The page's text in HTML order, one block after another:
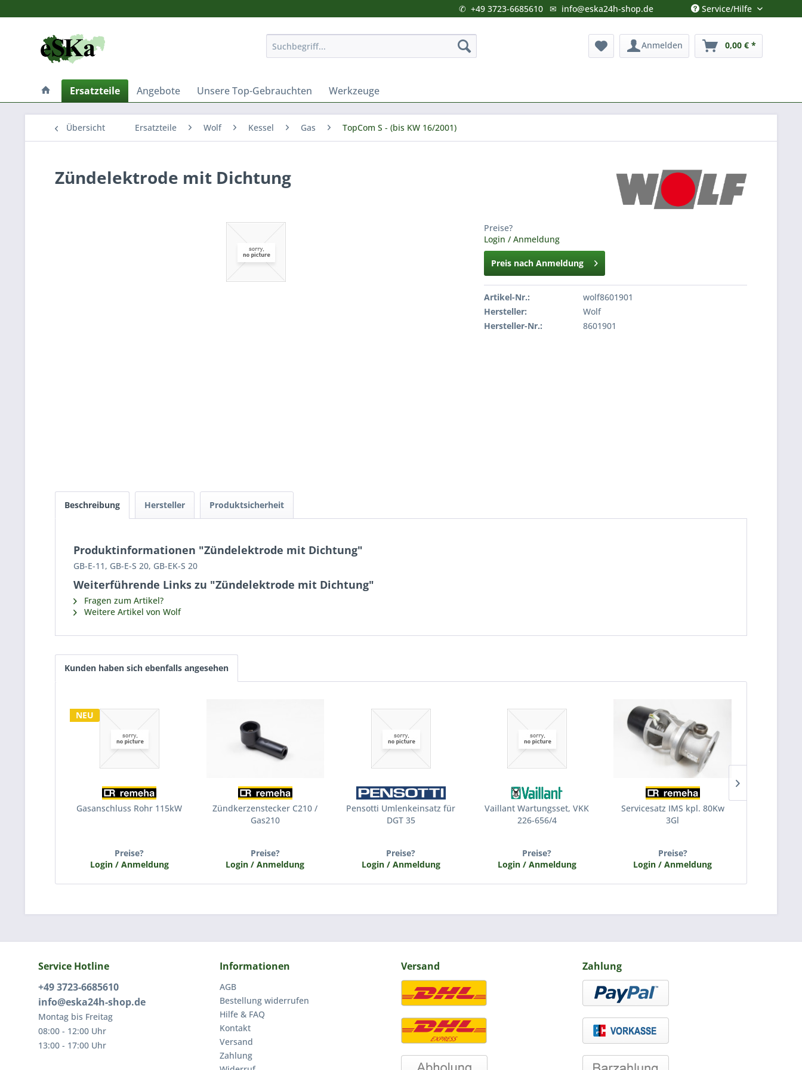
Service/Hilfe
✉ info@eska24h-shop.de
✆ +49 3723-6685610
Anmelden 0,00 € *
Ersatzteile Angebote Unsere Top-Gebrauchten Werkzeuge
Übersicht Ersatzteile Wolf Kessel Gas TopCom S - (bis KW 16/2001)
Zündelektrode mit Dichtung
Preise?
Login / Anmeldung
Preis nach Anmeldung
Artikel-Nr.:
wolf8601901
Hersteller:
Wolf
Hersteller-Nr.:
8601901
Beschreibung Hersteller Produktsicherheit
Produktinformationen "Zündelektrode mit Dichtung"
GB-E-11, GB-E-S 20, GB-EK-S 20
Weiterführende Links zu "Zündelektrode mit Dichtung"
Fragen zum Artikel?
Weitere Artikel von Wolf
Kunden haben sich ebenfalls angesehen
NEU
Gasanschluss Rohr 115kW
Preise?
Login / Anmeldung
Zündkerzenstecker C210 /
Gas210
Preise?
Login / Anmeldung
Pensotti Umlenkeinsatz für
DGT 35
Preise?
Login / Anmeldung
Vaillant Wartungsset, VKK
226-656/4
Preise?
Login / Anmeldung
Servicesatz IMS kpl. 80Kw
3Gl
Preise?
Login / Anmeldung
Service Hotline
+49 3723-6685610
info@eska24h-shop.de
Montag bis Freitag
08:00 - 12:00 Uhr
13:00 - 17:00 Uhr
Informationen
AGB
Bestellung widerrufen
Hilfe & FAQ
Kontakt
Versand
Zahlung
Versand Zahlung